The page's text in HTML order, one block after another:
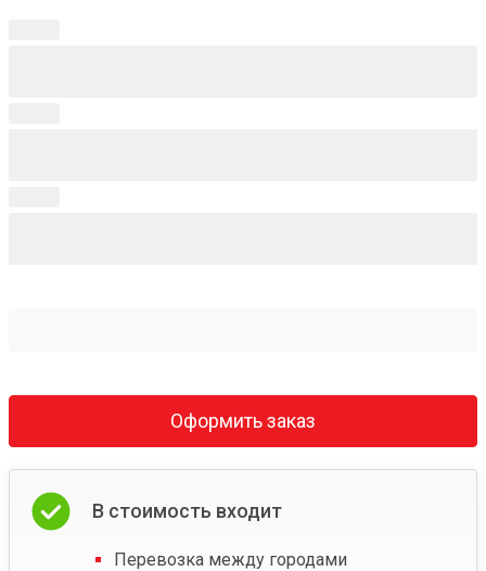
Оформить заказ
В стоимость входит
Перевозка между городами